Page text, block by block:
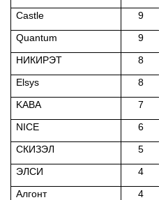
Castle
9
Quantum
9
НИКИРЭТ
8
Elsys
8
KABA
7
NICE
6
СКИЗЭЛ
5
ЭЛСИ
4
Алгонт
4